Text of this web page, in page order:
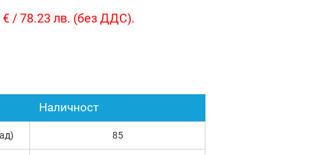
€ / 78.23 лв. (без ДДС).
Наличност
85